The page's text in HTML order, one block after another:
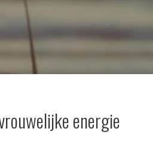
energie